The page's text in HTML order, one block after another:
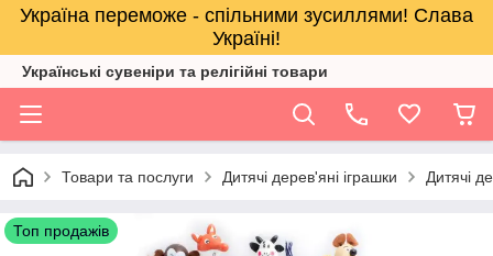
Україна переможе - спільними зусиллями! Слава
Україні!
Українські сувеніри та релігійнi товари
Товари та послуги Дитячі дерев'яні іграшки Дитячі
Топ продажів